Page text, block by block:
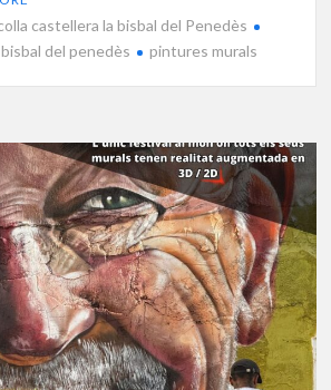
castellera la bisbal del Penedès
bisbal del penedès pintures murals